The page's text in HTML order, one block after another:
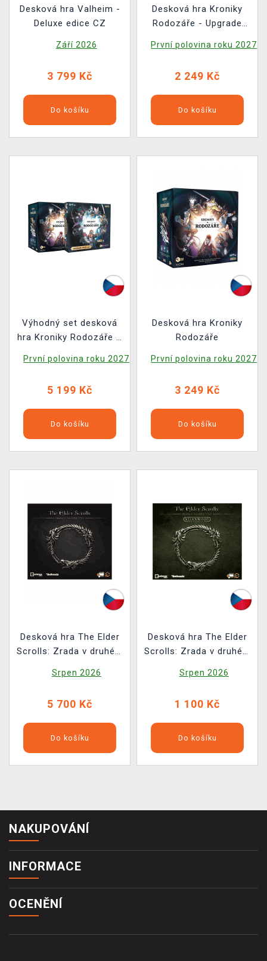
Desková hra Valheim -
Deluxe edice CZ
Září 2026
3 799 Kč
Do košíku
Desková hra Kroniky
Rodozáře - Upgrade
První polovina roku 2027
2 249 Kč
Do košíku
Výhodný set desková
hra Kroniky Rodozáře +
První polovina roku 2027
5 199 Kč
Do košíku
Desková hra Kroniky
Rodozáře
První polovina roku 2027
3 249 Kč
Do košíku
Desková hra The Elder
Scrolls: Zrada v druhém
Srpen 2026
5 700 Kč
Do košíku
Desková hra The Elder
Scrolls: Zrada v druhém
(rozšíření)
Srpen 2026
1 100 Kč
Do košíku
NAKUPOVÁNÍ
INFORMACE
OCENĚNÍ